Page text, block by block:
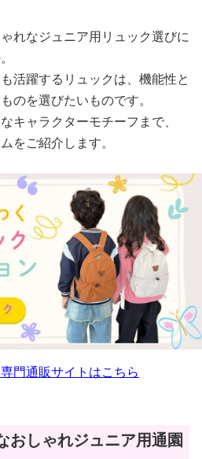
れなジュニア用リュック選びに
活躍するリュックは、機能性と
のを選びたいものです。
キャラクターモチーフまで、
をご紹介します。
門通販サイトはこちら
おしゃれジュニア用通園